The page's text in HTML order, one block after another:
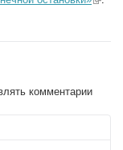
комментарии